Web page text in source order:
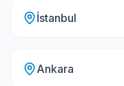
İstanbul
Ankara